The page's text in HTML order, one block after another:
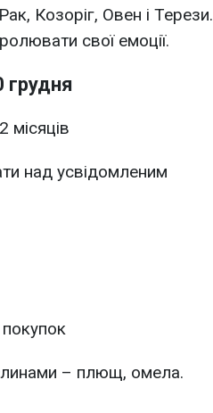
Козоріг, Овен і Терези.
свої емоції.
грудня
місяців
над усвідомленим
– плющ, омела.